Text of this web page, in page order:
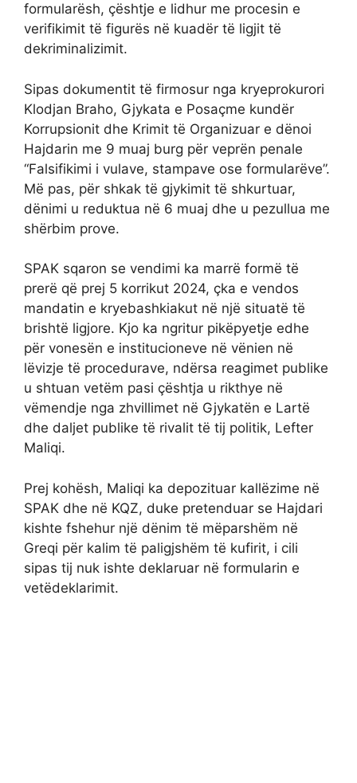
formularësh, çështje e lidhur me procesin e
verifikimit të figurës në kuadër të ligjit të
dekriminalizimit.
Sipas dokumentit të firmosur nga kryeprokurori
Klodjan Braho, Gjykata e Posaçme kundër
Korrupsionit dhe Krimit të Organizuar e dënoi
Hajdarin me 9 muaj burg për veprën penale
“Falsifikimi i vulave, stampave ose formularëve”.
Më pas, për shkak të gjykimit të shkurtuar,
dënimi u reduktua në 6 muaj dhe u pezullua me
shërbim prove.
SPAK sqaron se vendimi ka marrë formë të
prerë që prej 5 korrikut 2024, çka e vendos
mandatin e kryebashkiakut në një situatë të
brishtë ligjore. Kjo ka ngritur pikëpyetje edhe
për vonesën e institucioneve në vënien në
lëvizje të procedurave, ndërsa reagimet publike
u shtuan vetëm pasi çështja u rikthye në
vëmendje nga zhvillimet në Gjykatën e Lartë
dhe daljet publike të rivalit të tij politik, Lefter
Maliqi.
Prej kohësh, Maliqi ka depozituar kallëzime në
SPAK dhe në KQZ, duke pretenduar se Hajdari
kishte fshehur një dënim të mëparshëm në
Greqi për kalim të paligjshëm të kufirit, i cili
sipas tij nuk ishte deklaruar në formularin e
vetëdeklarimit.